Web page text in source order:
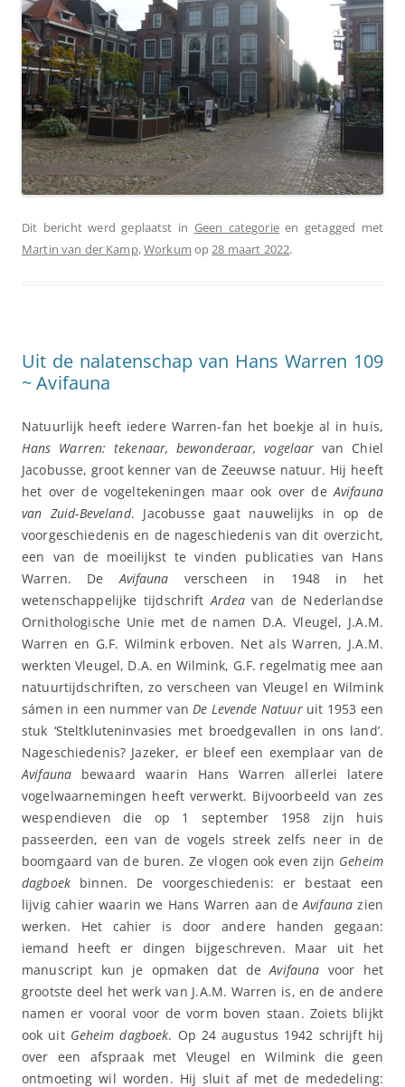
Dit bericht werd geplaatst in Geen categorieen getagged met
Martin van der Kamp,Workum op28 maart 2022.
Uit de nalatenschap van Hans Warren 109
~ Avifauna
Natuurlijk heeft iedere Warren-fan het boekje al in huis,
Hans Warren: tekenaar, bewonderaar, vogelaar van Chiel
Jacobusse, groot kenner van de Zeeuwse natuur. Hij heeft
het over de vogeltekeningen maar ook over deAvifauna
van Zuid-Beveland. Jacobusse gaat nauwelijks in op de
voorgeschiedenis en de nageschiedenis van dit overzicht,
een van de moeilijkst te vinden publicaties van Hans
Warren. DeAvifauna verscheen in 1948 in het
wetenschappelijke tijdschriftArdeavan de Nederlandse
Ornithologische Unie met de namen D.A. Vleugel, J.A.M.
Warren en G.F. Wilmink erboven. Net als Warren, J.A.M.
werkten Vleugel, D.A. en Wilmink, G.F. regelmatig mee aan
natuurtijdschriften, zo verscheen van Vleugel en Wilmink
sámen in een nummer vanDe Levende Natuuruit 1953 een
stuk ‘Steltkluteninvasies met broedgevallen in ons land’.
Nageschiedenis? Jazeker, er bleef een exemplaar van de
Avifauna bewaard waarin Hans Warren allerlei latere
vogelwaarnemingen heeft verwerkt. Bijvoorbeeld van zes
wespendieven die op 1 september 1958 zijn huis
passeerden, een van de vogels streek zelfs neer in de
boomgaard van de buren. Ze vlogen ook even zijn Geheim
dagboekbinnen. De voorgeschiedenis: er bestaat een
lijvig cahier waarin we Hans Warren aan deAvifauna zien
werken. Het cahier is door andere handen gegaan:
iemand heeft er dingen bijgeschreven. Maar uit het
manuscript kun je opmaken dat deAvifauna voor het
grootste deel het werk van J.A.M. Warren is, en de andere
namen er vooral voor de vorm boven staan. Zoiets blijkt
ook uit Geheim dagboek. Op 24 augustus 1942 schrijft hij
over een afspraak met Vleugel en Wilmink die geen
ontmoeting wil worden. Hij sluit af met de mededeling: